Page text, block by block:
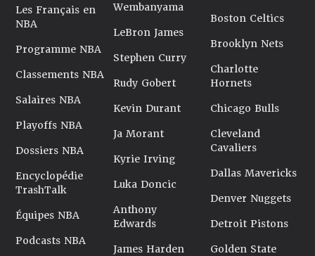
Les Français en
NBA
Programme NBA
Classements NBA
Salaires NBA
Playoffs NBA
Dossiers NBA
Encyclopédie
TrashTalk
Équipes NBA
Podcasts NBA
Wembanyama
LeBron James
Stephen Curry
Rudy Gobert
Kevin Durant
Ja Morant
Kyrie Irving
Luka Doncic
Anthony
Edwards
James Harden
Boston Celtics
Brooklyn Nets
Charlotte
Hornets
Chicago Bulls
Cleveland
Cavaliers
Dallas Mavericks
Denver Nuggets
Detroit Pistons
Golden State